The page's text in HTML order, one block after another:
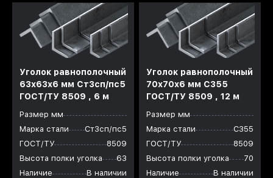
Уголок равнополочный
63x63x6 мм Ст3сп/пс5
ГОСТ/ТУ 8509 , 6 м
Размер мм
Марка стали
Ст3сп/пс5
ГОСТ/ТУ
8509
Высота полки уголка
63
Наличие
В наличии
Уголок равнополочный
70x70x6 мм С355
ГОСТ/ТУ 8509 , 12 м
Размер мм
Марка стали
С355
ГОСТ/ТУ
8509
Высота полки уголка
70
Наличие
В наличии